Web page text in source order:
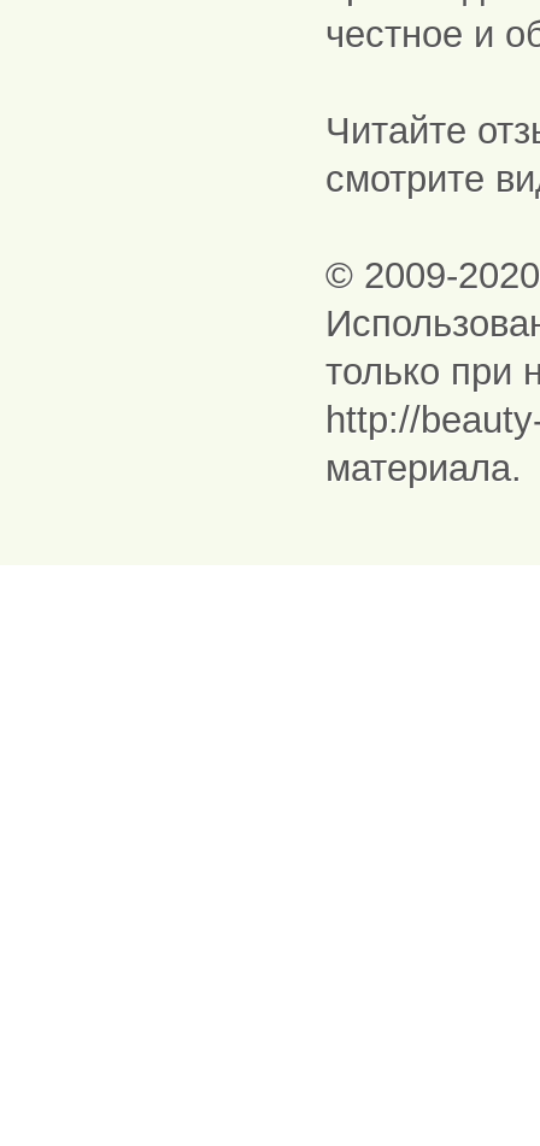
честное и
Читайте
смотрите
© 2009-
только при
http://
материала.